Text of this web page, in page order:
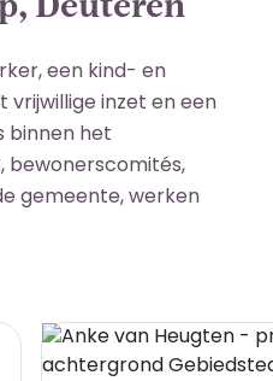
een kind- en
inzet en een
binnen het
bewonerscomités,
gemeente, werken